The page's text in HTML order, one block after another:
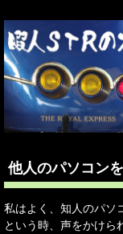
他人のパソコン
私はよく、知人のパソ
という時、声をかけら